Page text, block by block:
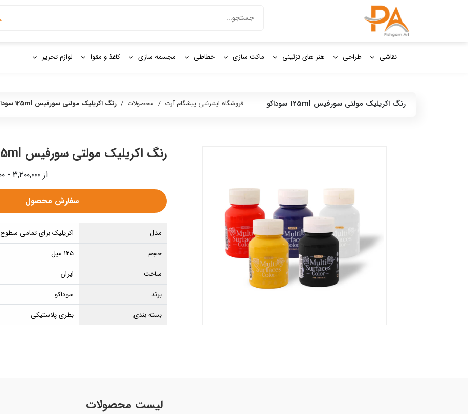
برای:
نقاشی طراحی هنر های تزئینی ماکت سازی خطاطی مجسمه سازی کاغذ و مقوا لوازم تحریر
رنگ اكريليک مولتی سورفيس 125ml سوداكو فروشگاه اینترنتی پیشگام آرت / محصولات / رنگ اكريليک مولتی سورفيس 125ml سوداكو
رنگ اكريليک مولتی سورفيس 125ml سوداكو
از ۳,۲۰۰,۰۰۰ - ۳,۳۲۰,۰۰۰ ریال
سفارش محصول
مدل
اکریلیک برای تمامی سطوح
حجم
۱۲۵ میل
ساخت
ایران
برند
سوداکو
بسته بندی
بطری پلاستیکی
لیست محصولات